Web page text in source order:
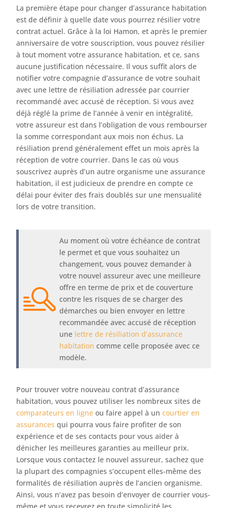
La première étape pour changer d’assurance habitation
est de définir à quelle date vous pourrez résilier votre
contrat actuel. Grâce à la loi Hamon, et après le premier
anniversaire de votre souscription, vous pouvez résilier
à tout moment votre assurance habitation, et ce, sans
aucune justification nécessaire. Il vous suffit alors de
notifier votre compagnie d’assurance de votre souhait
avec une lettre de résiliation adressée par courrier
recommandé avec accusé de réception. Si vous avez
déjà réglé la prime de l’année à venir en intégralité,
votre assureur est dans l’obligation de vous rembourser
la somme correspondant aux mois non échus. La
résiliation prend généralement effet un mois après la
réception de votre courrier. Dans le cas où vous
souscrivez auprès d’un autre organisme une assurance
habitation, il est judicieux de prendre en compte ce
délai pour éviter des frais doublés sur une mensualité
lors de votre transition.
Au moment où votre échéance de contrat
le permet et que vous souhaitez un
changement, vous pouvez demander à
votre nouvel assureur avec une meilleure
offre en terme de prix et de couverture
contre les risques de se charger des
démarches ou bien envoyer en lettre
recommandée avec accusé de réception
une lettre de résiliation d’assurance
habitation comme celle proposée avec ce
modèle.
Pour trouver votre nouveau contrat d’assurance
habitation, vous pouvez utiliser les nombreux sites de
comparateurs en ligne ou faire appel à uncourtier en
assurances qui pourra vous faire profiter de son
expérience et de ses contacts pour vous aider à
dénicher les meilleures garanties au meilleur prix.
Lorsque vous contactez le nouvel assureur, sachez que
la plupart des compagnies s’occupent elles-même des
formalités de résiliation auprès de l’ancien organisme.
Ainsi, vous n’avez pas besoin d’envoyer de courrier vous-